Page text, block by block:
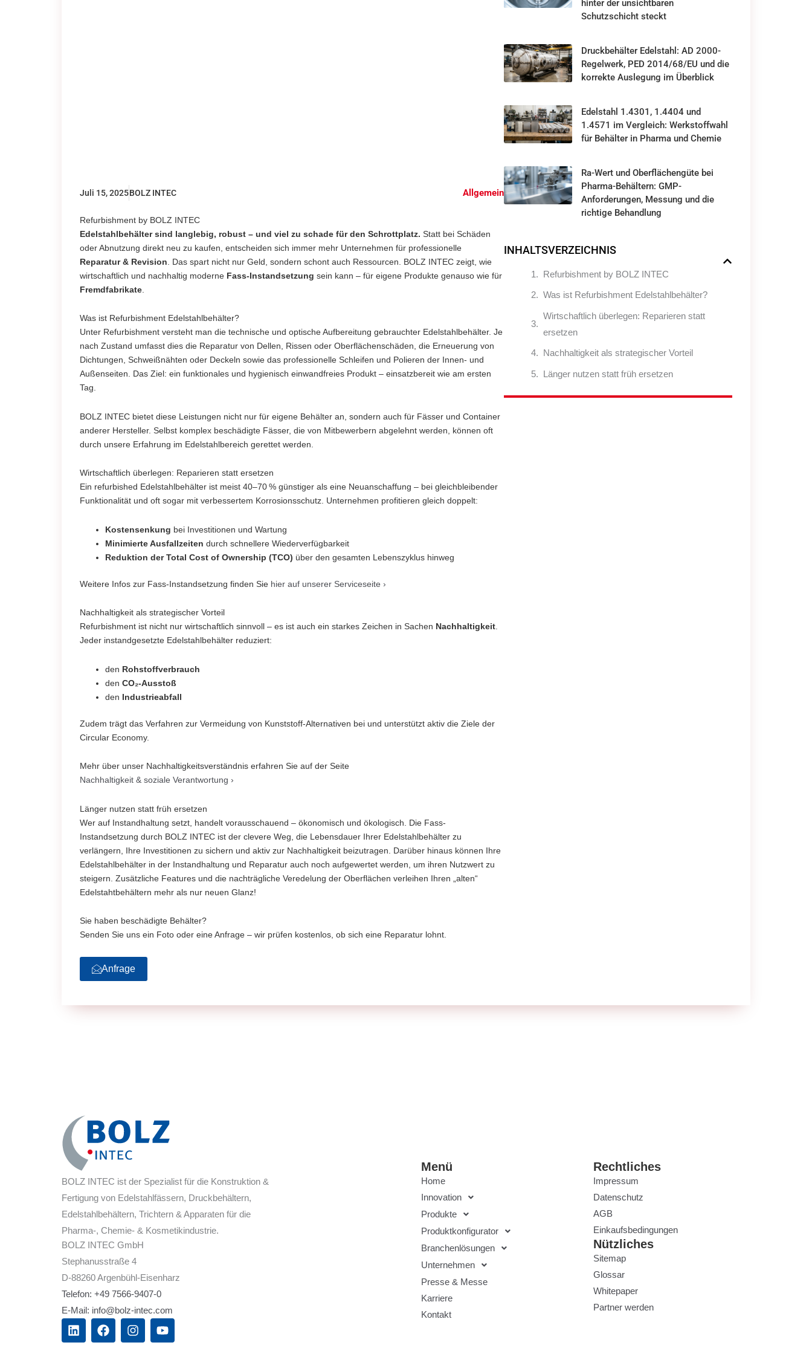
Juli 15, 2025BOLZ INTEC Allgemein
Refurbishment by BOLZ INTEC
Edelstahlbehälter sind langlebig, robust – und viel zu schade für den Schrottplatz. Statt bei Schäden
oder Abnutzung direkt neu zu kaufen, entscheiden sich immer mehr Unternehmen für professionelle
Reparatur & Revision . Das spart nicht nur Geld, sondern schont auch Ressourcen. BOLZ INTEC zeigt, wie
wirtschaftlich und nachhaltig moderne Fass-Instandsetzung sein kann – für eigene Produkte genauso wie für
Fremdfabrikate
Was ist Refurbishment Edelstahlbehälter?
Unter Refurbishment versteht man die technische und optische Aufbereitung gebrauchter Edelstahlbehälter. Je
nach Zustand umfasst dies die Reparatur von Dellen, Rissen oder Oberflächenschäden, die Erneuerung von
Dichtungen, Schweißnähten oder Deckeln sowie das professionelle Schleifen und Polieren der Innen- und
Außenseiten. Das Ziel: ein funktionales und hygienisch einwandfreies Produkt – einsatzbereit wie am ersten
Tag.
BOLZ INTEC bietet diese Leistungen nicht nur für eigene Behälter an, sondern auch für Fässer und Container
anderer Hersteller. Selbst komplex beschädigte Fässer, die von Mitbewerbern abgelehnt werden, können oft
durch unsere Erfahrung im Edelstahlbereich gerettet werden.
Wirtschaftlich überlegen: Reparieren statt ersetzen
Ein refurbished Edelstahlbehälter ist meist 40–70 % günstiger als eine Neuanschaffung – bei gleichbleibender
Funktionalität und oft sogar mit verbessertem Korrosionsschutz. Unternehmen profitieren gleich doppelt:
Kostensenkung bei Investitionen und Wartung
Minimierte Ausfallzeiten durch schnellere Wiederverfügbarkeit
Reduktion der Total Cost of Ownership (TCO) über den gesamten Lebenszyklus hinweg
Weitere Infos zur Fass-Instandsetzung finden Sie hier auf unserer Serviceseite ›
Nachhaltigkeit als strategischer Vorteil
Refurbishment ist nicht nur wirtschaftlich sinnvoll – es ist auch ein starkes Zeichen in Sachen Nachhaltigkeit
Jeder instandgesetzte Edelstahlbehälter reduziert:
den Rohstoffverbrauch
den CO₂-Ausstoß
den Industrieabfall
Zudem trägt das Verfahren zur Vermeidung von Kunststoff-Alternativen bei und unterstützt aktiv die Ziele der
Circular Economy.
Mehr über unser Nachhaltigkeitsverständnis erfahren Sie auf der Seite
Nachhaltigkeit & soziale Verantwortung ›
Länger nutzen statt früh ersetzen
Wer auf Instandhaltung setzt, handelt vorausschauend – ökonomisch und ökologisch. Die Fass-
Instandsetzung durch BOLZ INTEC ist der clevere Weg, die Lebensdauer Ihrer Edelstahlbehälter zu
verlängern, Ihre Investitionen zu sichern und aktiv zur Nachhaltigkeit beizutragen. Darüber hinaus können Ihre
Edelstahlbehälter in der Instandhaltung und Reparatur auch noch aufgewertet werden, um ihren Nutzwert zu
steigern. Zusätzliche Features und die nachträgliche Veredelung der Oberflächen verleihen Ihren „alten“
Edelstahtbehältern mehr als nur neuen Glanz!
Sie haben beschädigte Behälter?
Senden Sie uns ein Foto oder eine Anfrage – wir prüfen kostenlos, ob sich eine Reparatur lohnt.
Anfrage
hinter der unsichtbaren
Schutzschicht steckt
Druckbehälter Edelstahl: AD 2000-
Regelwerk, PED 2014/68/EU und die
korrekte Auslegung im Überblick
Edelstahl 1.4301, 1.4404 und
1.4571 im Vergleich: Werkstoffwahl
für Behälter in Pharma und Chemie
Ra-Wert und Oberflächengüte bei
Pharma-Behältern: GMP-
Anforderungen, Messung und die
richtige Behandlung
INHALTSVERZEICHNIS
Refurbishment by BOLZ INTEC
Was ist Refurbishment Edelstahlbehälter?
Wirtschaftlich überlegen: Reparieren statt
ersetzen
Nachhaltigkeit als strategischer Vorteil
Länger nutzen statt früh ersetzen
BOLZ INTEC ist der Spezialist für die Konstruktion &
Fertigung von Edelstahlfässern, Druckbehältern,
Edelstahlbehältern, Trichtern & Apparaten für die
Pharma-, Chemie- & Kosmetikindustrie.
BOLZ INTEC GmbH
Stephanusstraße 4
D-88260 Argenbühl-Eisenharz
Telefon: +49 7566-9407-0
E-Mail: info@bolz-intec.com
L
i
F
a
I
n
Y
o
Menü
Home
Innovation
Produkte
Produktkonfigurator
Branchenlösungen
Unternehmen
Presse & Messe
Karriere
Kontakt
Rechtliches
Impressum
Datenschutz
AGB
Einkaufsbedingungen
Nützliches
Sitemap
Glossar
Whitepaper
Partner werden